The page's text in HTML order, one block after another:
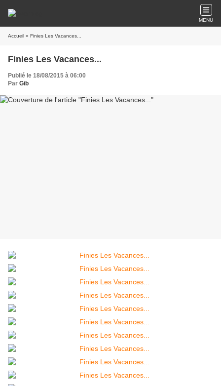
MENU
Accueil » Finies Les Vacances...
Finies Les Vacances...
Publié le 18/08/2015 à 06:00
Par Gib